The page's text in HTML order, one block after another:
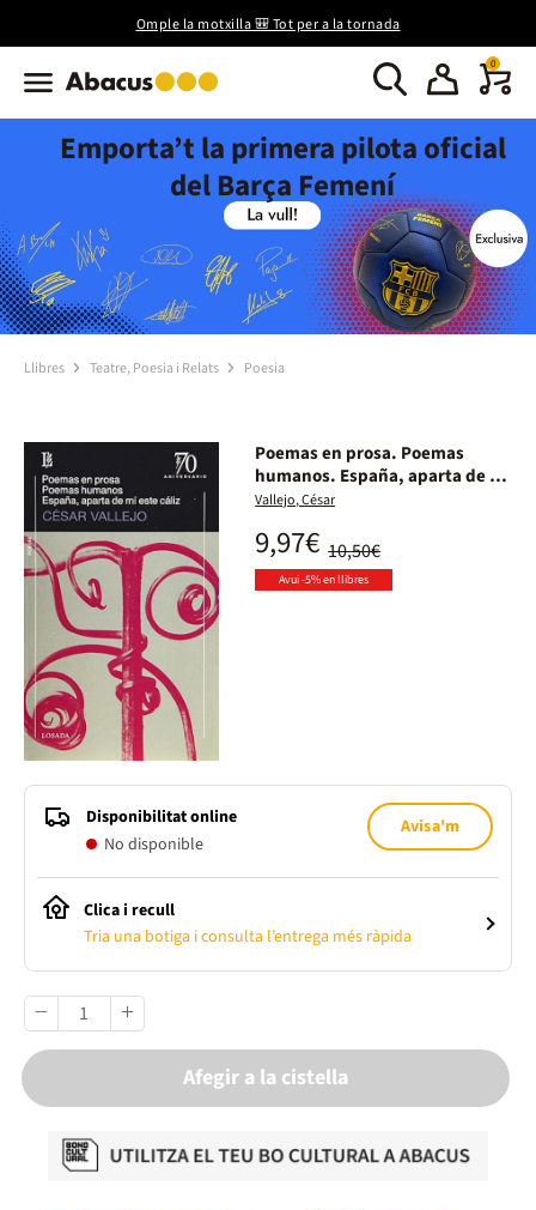
Omple la motxilla 🎒 Tot per a la tornada
0
Emporta’t la primera pilota oficial
del Barça Femení
Llibres Teatre, Poesia i Relats Poesia
Poemas en prosa. Poemas
humanos. España, aparta de mí
este cáliz
Vallejo, César
10,50€
9,97€
Avui -5% en llibres
Disponibilitat online
No disponible
Avisa'm
Clica i recull
Tria una botiga i consulta l’entrega més ràpida
Afegir a la cistella